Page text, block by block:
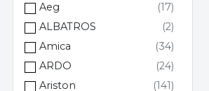
Aeg
ALBATROS
Amica
ARDO
Ariston